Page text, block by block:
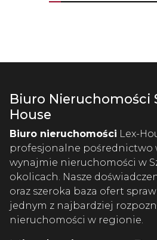
Biuro Nieruchomości
House
Biuro nieruchomości Lex-
profesjonalne pośrednictwo
wynajmie nieruchomości w
okolicach. Nasze
oraz szeroka baza ofert
jednym z najbardziej
nieruchomości w regionie.